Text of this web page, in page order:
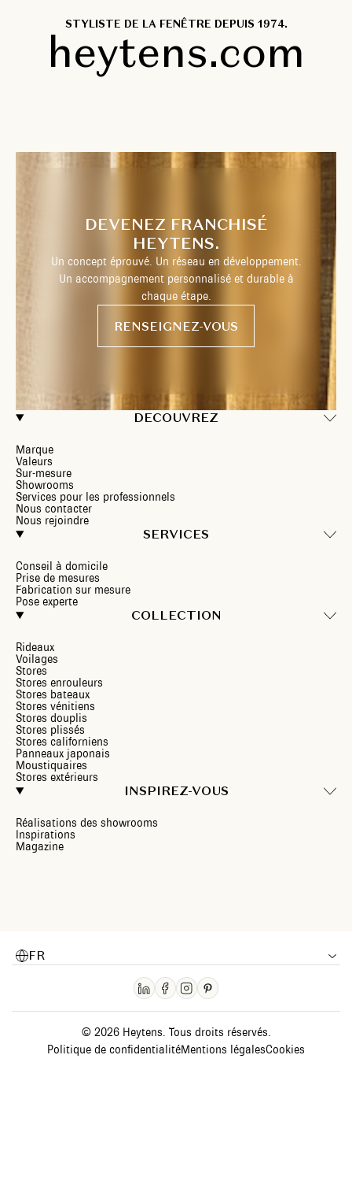
STYLISTE DE LA FENÊTRE DEPUIS 1974.
heytens.com
DECOUVREZ
Marque
Valeurs
Sur-mesure
Showrooms
Services pour les professionnels
Nous contacter
Nous rejoindre
SERVICES
Conseil à domicile
Prise de mesures
Fabrication sur mesure
Pose experte
COLLECTION
Rideaux
Voilages
Stores
Stores enrouleurs
Stores bateaux
Stores vénitiens
Stores douplis
Stores plissés
Stores californiens
Panneaux japonais
Moustiquaires
Stores extérieurs
INSPIREZ-VOUS
Réalisations des showrooms
Inspirations
Magazine
DEVENEZ FRANCHISÉ
HEYTENS.
Un concept éprouvé. Un réseau en développement.
Un accompagnement personnalisé et durable à
chaque étape.
RENSEIGNEZ-VOUS
FR
© 2026 Heytens. Tous droits réservés.
Politique de confidentialitéMentions légalesCookies